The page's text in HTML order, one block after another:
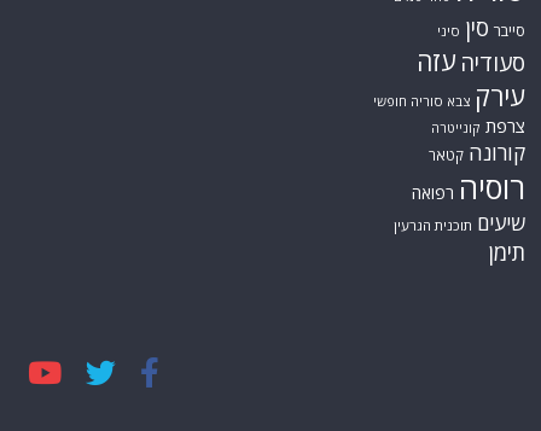
סייבר סין סיני
סעודיה עזה
עירק צבא סוריה חופשי
צרפת קונייטרה
קורונה קטאר
רוסיה רפואה
שיעים תוכנית הגרעין
תימן